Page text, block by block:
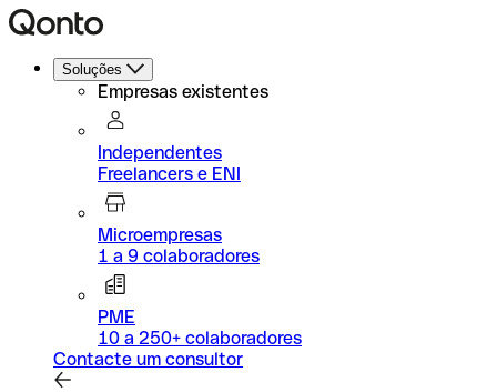
Soluções
Empresas existentes
Independentes
Freelancers e ENI
Microempresas
1 a 9 colaboradores
PME
10 a 250+ colaboradores
Contacte um consultor